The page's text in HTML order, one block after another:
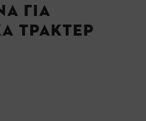
ΓΙΑ
ΤΡΑΚΤΈΡ